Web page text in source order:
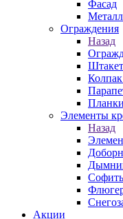
Фасад
Ограждения
Назад
Элементы
Назад
Акции